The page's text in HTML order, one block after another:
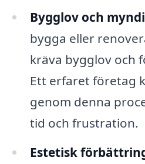
Bygglov och
bygga eller
kräva bygglov och
Ett erfaret företag
genom denna
tid och frustration.
Estetisk